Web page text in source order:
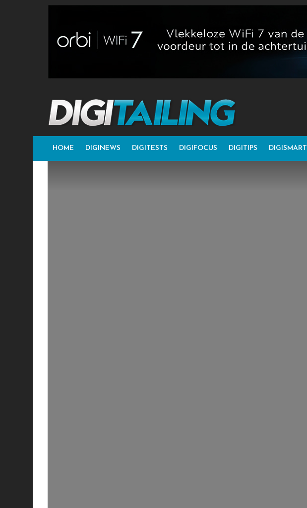
HOME DIGINEWS DIGITESTS DIGIFOCUS DIGITIPS DIGISMART